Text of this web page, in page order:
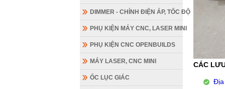
DIMMER - CHỈNH ĐIỆN ÁP, TỐC ĐỘ
PHỤ KIỆN MÁY CNC, LASER MINI
PHỤ KIỆN CNC OPENBUILDS
MÁY LASER, CNC MINI
ỐC LỤC GIÁC
CÁC
Địa